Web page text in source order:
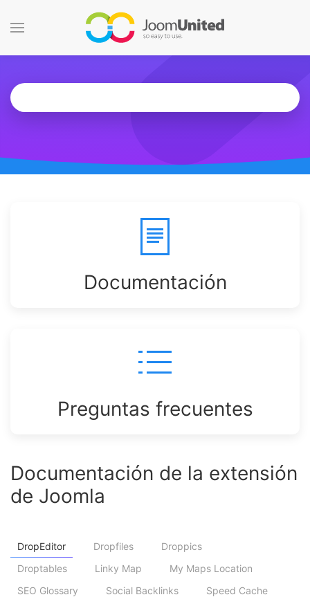
Saltar al contenido principal
Documentación
Preguntas frecuentes
Documentación de la extensión
de Joomla
DropEditor Dropfiles
Droppics
Droptables
Linky Map
My Maps Location
SEO Glossary
Social Backlinks
Speed Cache